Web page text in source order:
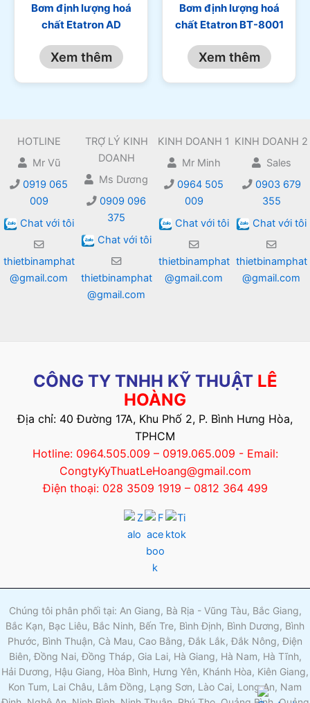
Bơm định lượng hoá
chất Etatron AD
Xem thêm
Bơm định lượng hoá
chất Etatron BT-8001
Xem thêm
HOTLINE
Mr Vũ
0919 065
009
Chat với tôi
thietbinamphat
@gmail.com
TRỢ LÝ KINH
DOANH
Ms Dương
0909 096
375
Chat với tôi
thietbinamphat
@gmail.com
KINH DOANH 1
Mr Minh
0964 505
009
Chat với tôi
thietbinamphat
@gmail.com
KINH DOANH 2
Sales
0903 679
355
Chat với tôi
thietbinamphat
@gmail.com
CÔNG TY TNHH KỸ THUẬT LÊ
HOÀNG
Địa chỉ: 40 Đường 17A, Khu Phố 2, P. Bình Hưng Hòa,
TPHCM
Hotline: 0964.505.009 – 0919.065.009 - Email:
CongtyKyThuatLeHoang@gmail.com
Điện thoại: 028 3509 1919 – 0812 364 499
Chúng tôi phân phối tại: An Giang, Bà Rịa - Vũng Tàu, Bắc Giang,
Bắc Kạn, Bạc Liêu, Bắc Ninh, Bến Tre, Bình Định, Bình Dương, Bình
Phước, Bình Thuận, Cà Mau, Cao Bằng, Đắk Lắk, Đắk Nông, Điện
Biên, Đồng Nai, Đồng Tháp, Gia Lai, Hà Giang, Hà Nam, Hà Tĩnh,
Hải Dương, Hậu Giang, Hòa Bình, Hưng Yên, Khánh Hòa, Kiên Giang,
Kon Tum, Lai Châu, Lâm Đồng, Lạng Sơn, Lào Cai, Long An, Nam